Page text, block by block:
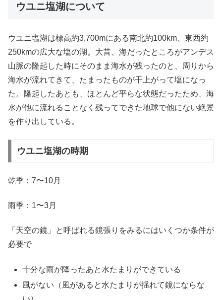
ウユニ塩湖について
ウユニ塩湖は標高約3,700mにある南北約100km、東西約
250kmの広大な塩の湖。大昔、海だったところがアンデス
山脈の隆起した時にそのまま海水が残ったのと、周りから
海水が流れてきて、たまったものが干上がって塩になっ
た。隆起したあとも、ほとんど平らな状態だったため、海
水が他に流れることなく残ってできた地球で他にない絶景
を作り出している。
ウユニ塩湖の時期
乾季：7〜10月
雨季：1〜3月
「天空の鏡」と呼ばれる鏡張りをみるにはいくつか条件が
必要で
十分な雨が降ったあと水たまりができている
風がない（風があると水たまりが揺れて鏡にならな